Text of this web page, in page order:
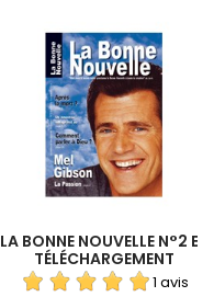
LA BONNE NOUVELLE N°2 EN
TÉLÉCHARGEMENT
1 avis